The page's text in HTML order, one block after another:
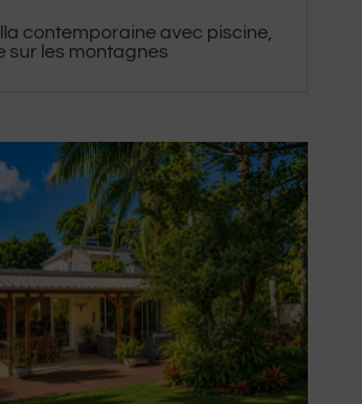
contemporaine avec piscine,
sur les montagnes